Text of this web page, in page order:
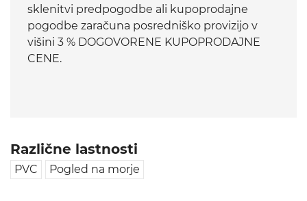
sklenitvi predpogodbe ali kupoprodajne
pogodbe zaračuna posredniško provizijo v
višini 3 % DOGOVORENE KUPOPRODAJNE
CENE.
Različne lastnosti
PVC Pogled na morje